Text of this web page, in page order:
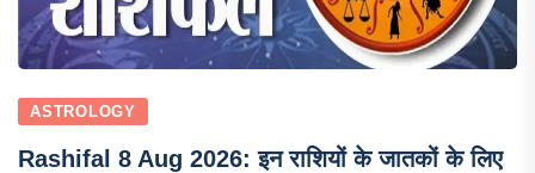
ASTROLOGY
Rashifal 8 Aug 2026: इन राशियों के जातकों के लिए